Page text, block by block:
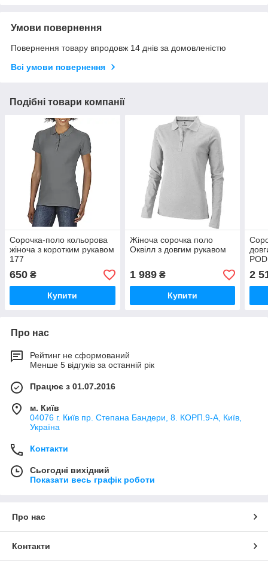
Умови повернення
Повернення товару впродовж 14 днів за домовленістю
Всі умови повернення
Подібні товари компанії
Сорочка-поло кольорова
жіноча з коротким рукавом
177
650 ₴
Купити
Жіноча сорочка поло
Оквілл з довгим рукавом
1 989₴
Купити
2
Про нас
Рейтинг не сформований
Менше 5 відгуків за останній рік
Працює з 01.07.2016
м. Київ
04076 г. Київ пр. Степана Бандери, 8. КОРП.9-А, Київ,
Україна
Контакти
Сьогодні вихідний
Показати весь графік роботи
Про нас
Контакти